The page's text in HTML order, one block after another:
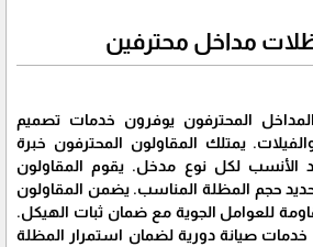
مداخل محترفين
المحترفون يوفرون خدمات تصميم
يمتلك المقاولون المحترفون خبرة
الأنسب لكل نوع مدخل. يقوم المقاولون
حجم المظلة المناسب. يضمن المقاولون
للعوامل الجوية مع ضمان ثبات الهيكل.
صيانة دورية لضمان استمرار المظلة